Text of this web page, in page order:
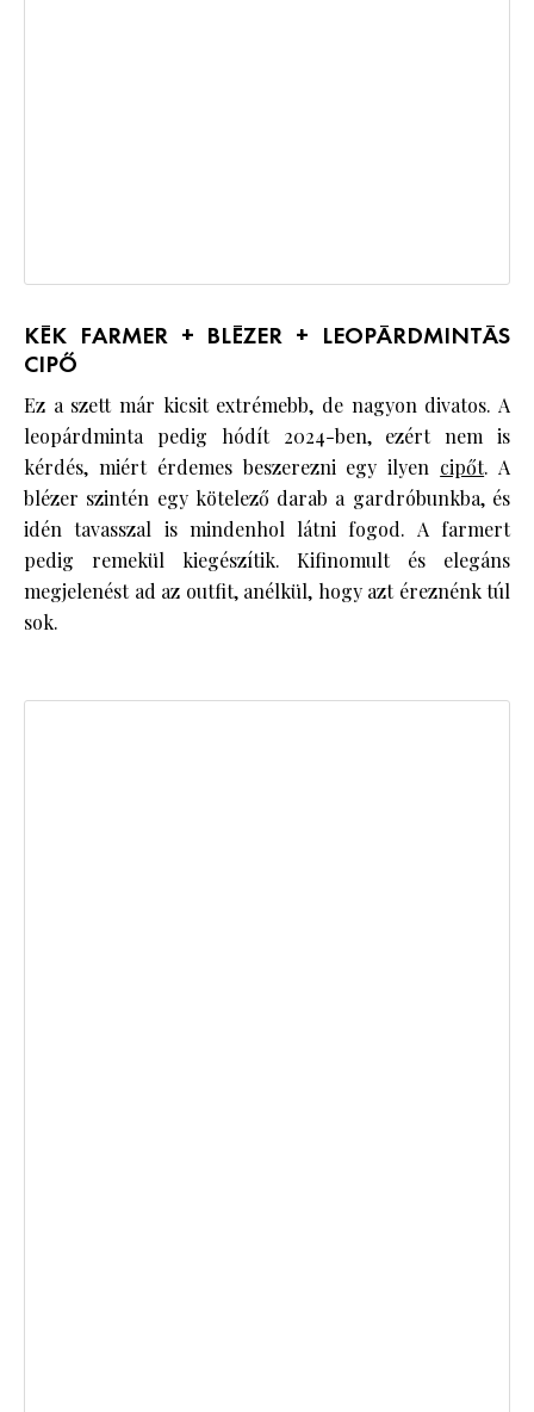
KÉK FARMER + BLÉZER + LEOPÁRDMINTÁS
CIPŐ
Ez a szett már kicsit extrémebb, de nagyon divatos. A
leopárdminta pedig hódít 2024-ben, ezért nem is
kérdés, miért érdemes beszerezni egy ilyen cipőt. A
blézer szintén egy kötelező darab a gardróbunkba, és
idén tavasszal is mindenhol látni fogod. A farmert
pedig remekül kiegészítik. Kifinomult és elegáns
megjelenést ad az outfit, anélkül, hogy azt éreznénk túl
sok.